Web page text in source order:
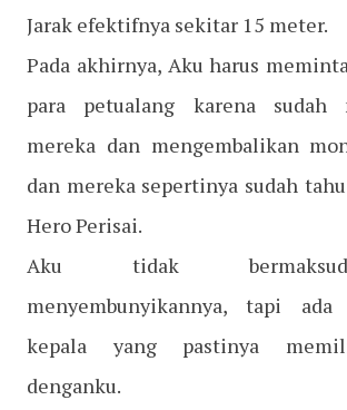
Jarak efektifnya sekitar 15 meter.
Pada akhirnya, Aku harus
para petualang karena sudah
mereka dan mengembalikan
dan mereka sepertinya sudah
Hero Perisai.
Aku tidak
menyembunyikannya, tapi
kepala yang pastinya
denganku.